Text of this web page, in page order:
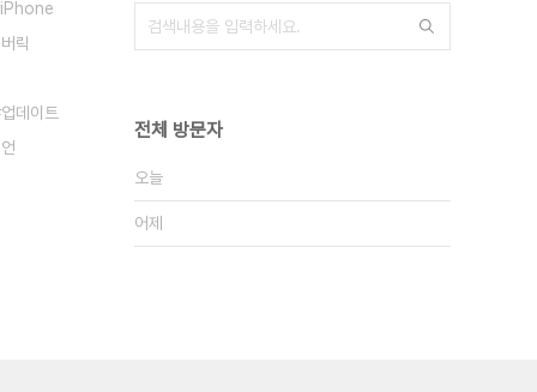
iPhone
릭
업데이트
전체 방문자
오늘
어제